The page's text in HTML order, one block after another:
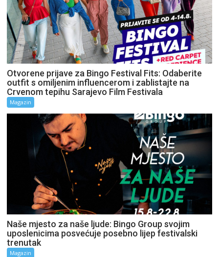
Otvorene prijave za Bingo Festival Fits: Odaberite
outfit s omiljenim influencerom i zablistajte na
Crvenom tepihu Sarajevo Film Festivala
Magazin
Naše mjesto za naše ljude: Bingo Group svojim
uposlenicima posvećuje posebno lijep festivalski
trenutak
Magazin